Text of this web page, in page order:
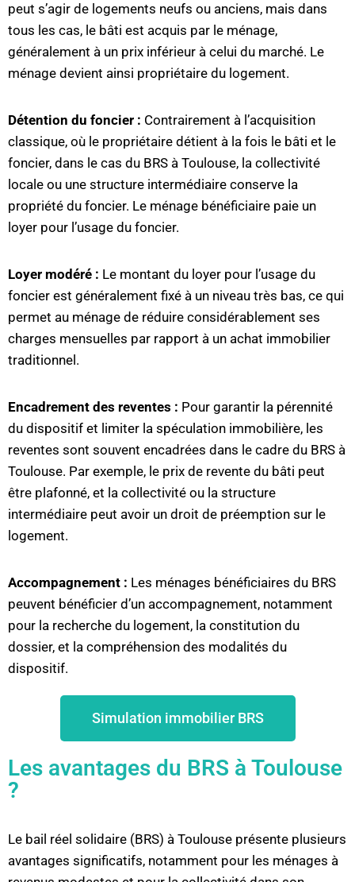
peut s’agir de logements neufs ou anciens, mais dans
tous les cas, le bâti est acquis par le ménage,
généralement à un prix inférieur à celui du marché. Le
ménage devient ainsi propriétaire du logement.
Détention du foncier : Contrairement à l’acquisition
classique, où le propriétaire détient à la fois le bâti et le
foncier, dans le cas du BRS à Toulouse, la collectivité
locale ou une structure intermédiaire conserve la
propriété du foncier. Le ménage bénéficiaire paie un
loyer pour l’usage du foncier.
Loyer modéré : Le montant du loyer pour l’usage du
foncier est généralement fixé à un niveau très bas, ce qui
permet au ménage de réduire considérablement ses
charges mensuelles par rapport à un achat immobilier
traditionnel.
Encadrement des reventes : Pour garantir la pérennité
du dispositif et limiter la spéculation immobilière, les
reventes sont souvent encadrées dans le cadre du BRS à
Toulouse. Par exemple, le prix de revente du bâti peut
être plafonné, et la collectivité ou la structure
intermédiaire peut avoir un droit de préemption sur le
logement.
Accompagnement : Les ménages bénéficiaires du BRS
peuvent bénéficier d’un accompagnement, notamment
pour la recherche du logement, la constitution du
dossier, et la compréhension des modalités du
dispositif.
Simulation immobilier BRS
Les avantages du BRS à Toulouse
?
Le bail réel solidaire (BRS) à Toulouse présente plusieurs
avantages significatifs, notamment pour les ménages à